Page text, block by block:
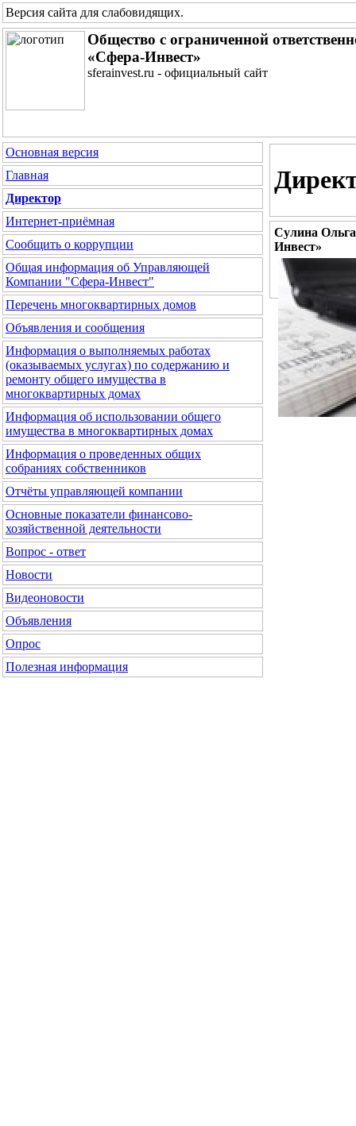
Версия сайта для слабовидящих.
Общество с ограниченной
«Сфера-Инвест»
sferainvest.ru - официальный сайт
Основная версия
Главная
Директор
Интернет-приёмная
Сообщить о коррупции
Общая информация об Управляющей
Компании "Сфера-Инвест"
Перечень многоквартирных домов
Объявления и сообщения
Информация о выполняемых работах
(оказываемых услугах) по содержанию и
ремонту общего имущества в
многоквартирных домах
Информация об использовании общего
имущества в многоквартирных домах
Информация о проведенных общих
собраниях собственников
Отчёты управляющей компании
Основные показатели финансово-
хозяйственной деятельности
Вопрос - ответ
Новости
Видеоновости
Объявления
Опрос
Полезная информация
Сулина
Инвест»